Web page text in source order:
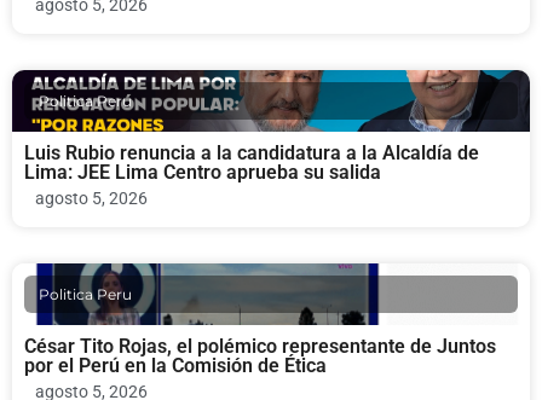
agosto 5, 2026
Politica Peru
Luis Rubio renuncia a la candidatura a la Alcaldía de
Lima: JEE Lima Centro aprueba su salida
agosto 5, 2026
Politica Peru
César Tito Rojas, el polémico representante de Juntos
por el Perú en la Comisión de Ética
agosto 5, 2026